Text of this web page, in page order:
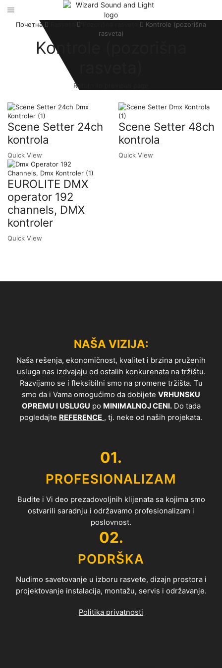
Почетна
Kontrole (pozorišna
rasveta)
Kontrole (pozorišna
Return to previous page
Scene Setter 24ch
kontrola
Quick View
Scene Setter 48ch
kontrola
Quick View
EUROLITE DMX
operator 192
channels, DMX
kontroler
Quick View
NAŠA VIZIJA:
Naša rešenja, ekonomičnost, kvalitet i brzina pruženih
usluga nas izdvajaju od ostalih konkurenata na tržištu.
Razvijamo se i fleksibilni smo na promene tržišta. Tu
smo da i Vama omogućimo da dobijete VRHUNSKU
OPREMU I USLUGU po MINIMALNOJ CENI.Do tada
pogledajte REFERENCE , tj. neke od naših projekata.
01.
PROFESIONALIZAM
Budite i Vi deo prezadovoljnih klijenata sa kojima smo
ostvarili saradnju i održavamo profesionalizam i
poslovnost.
02.
PODRŠKA
Nudimo savetovanje u izboru rasvete, dizajn prostora i
projektovanje instalacija, montažu, servis i održavanje.
Politika privatnosti